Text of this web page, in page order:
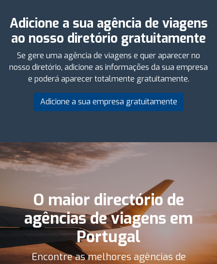
Adicione a sua agência de viagens
ao nosso diretório gratuitamente
Se gere uma agência de viagens e quer aparecer no
nosso diretório, adicione as informações da sua empresa
e poderá aparecer totalmente gratuitamente.
Adicione a sua empresa gratuitamente
O maior directório de
agências de viagens em
Portugal
Encontre as melhores agências de